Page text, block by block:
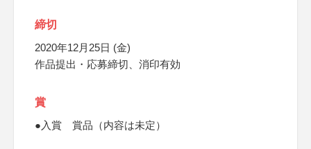
締切
2020年12月25日 (金)
作品提出・応募締切、消印有効
賞
●入賞 賞品（内容は未定）